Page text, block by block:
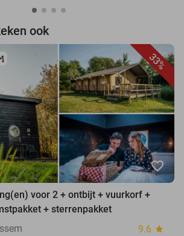
ook
33%
favorite_border
voor 2 + ontbijt + vuurkorf +
+ sterrenpakket
9.6 star